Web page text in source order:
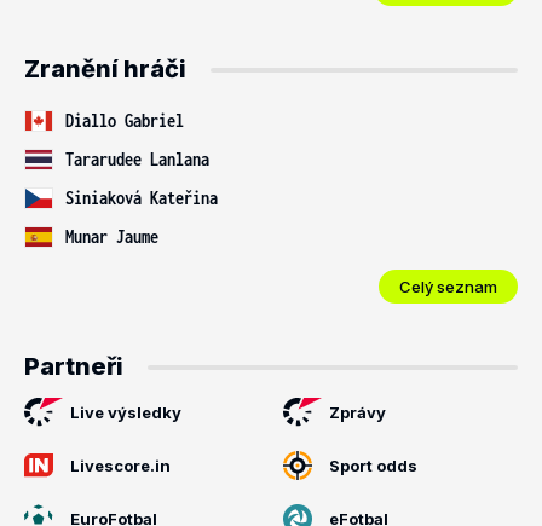
Zranění hráči
Diallo Gabriel
Tararudee Lanlana
Siniaková Kateřina
Munar Jaume
Celý seznam
Partneři
Live výsledky Zprávy
Livescore.in Sport odds
EuroFotbal eFotbal